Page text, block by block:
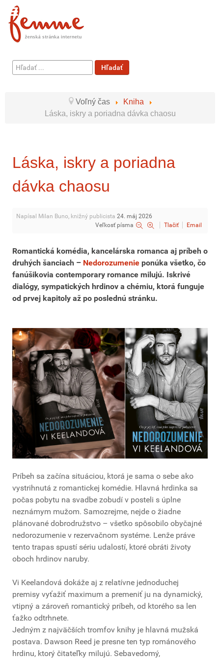
Hľadať
...
Hľadať
Voľný čas
Kniha
Láska, iskry a poriadna dávka chaosu
Láska, iskry a poriadna
dávka chaosu
Napísal Milan Buno, knižný publicista 24. máj 2026
Veľkosť písma
Tlačiť Email
Romantická komédia, kancelárska romanca aj príbeh o
druhých šanciach – Nedorozumenie ponúka všetko, čo
fanúšikovia contemporary romance milujú. Iskrivé
dialógy, sympatických hrdinov a chémiu, ktorá funguje
od prvej kapitoly až po poslednú stránku.
Príbeh sa začína situáciou, ktorá je sama o sebe ako
vystrihnutá z romantickej komédie. Hlavná hrdinka sa
počas pobytu na svadbe zobudí v posteli s úplne
neznámym mužom. Samozrejme, nejde o žiadne
plánované dobrodružstvo – všetko spôsobilo obyčajné
nedorozumenie v rezervačnom systéme. Lenže práve
tento trapas spustí sériu udalostí, ktoré obráti životy
oboch hrdinov naruby.
Vi Keelandová dokáže aj z relatívne jednoduchej
premisy vyťažiť maximum a premeniť ju na dynamický,
vtipný a zároveň romantický príbeh, od ktorého sa len
ťažko odtrhnete.
Jedným z najväčších tromfov knihy je hlavná mužská
postava. Dawson Reed je presne ten typ románového
hrdinu, ktorý čitateľky milujú. Sebavedomý,